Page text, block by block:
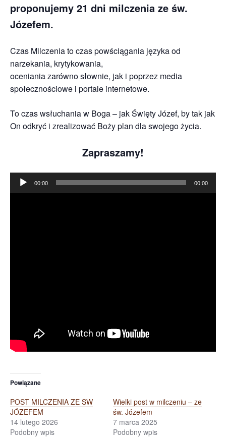
proponujemy 21 dni milczenia ze św.
Józefem.
Czas Milczenia to czas powściągania języka od
narzekania, krytykowania,
oceniania zarówno słownie, jak i poprzez media
społecznościowe i portale internetowe.
To czas wsłuchania w Boga – jak Święty Józef, by tak jak
On odkryć i zrealizować Boży plan dla swojego życia.
Zapraszamy!
Odtwarzacz
plików
00:00 00:00
Powiązane
POST MILCZENIA ZE SW
JÓZEFEM
14 lutego 2026
Podobny wpis
Wielki post w milczeniu – ze
św. Józefem
7 marca 2025
Podobny wpis